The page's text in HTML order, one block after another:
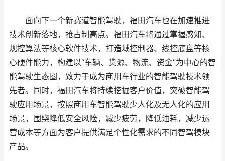
面向下一个新赛道智能驾驶，福田汽车也在加速推进
技术创新落地，抢占制高点。福田汽车将通过掌握感知、
规控算法等核心软件技术，打造域控制器、线控底盘等核
心硬件能力，构建以“车辆、货源、物流、资金”为中心的智
能驾驶生态圈，致力于成为商用车行业的智能驾驶技术领
先者。同时，福田汽车将持续挖掘客户价值，突破智能驾
驶应用场景，按照商用车智能驾驶少人化及无人化的应用
场景，围绕降低安全风险，减少疲劳，降低油耗，减少运
营成本等方面为客户提供满足个性化需求的不同智驾模块
产品。